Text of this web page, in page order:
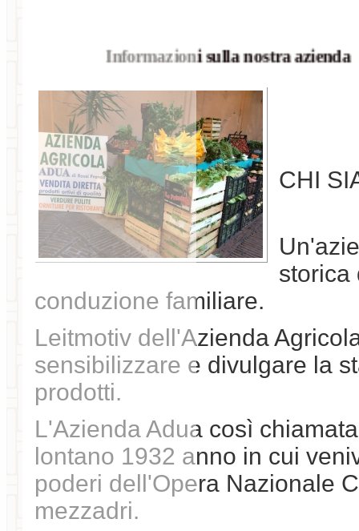
Informazioni sulla nostra azienda
CHI
storica
conduzione familiare.
Leitmotiv dell'Azienda
sensibilizzare e divulgare la
prodotti.
L'Azienda Adua così
lontano 1932 anno in cui
poderi dell'Opera Nazionale
mezzadri.